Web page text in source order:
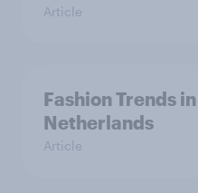
Article
Fashion Trends
Netherlands
Article